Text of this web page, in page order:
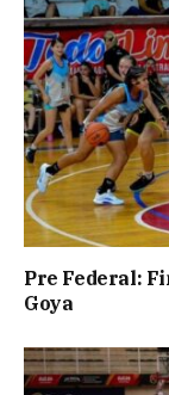
Pre Federal:
Goya